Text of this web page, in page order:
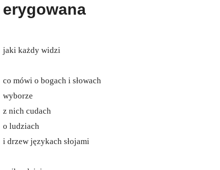
erygowana
jaki każdy widzi
co mówi o bogach i słowach
wyborze
z nich cudach
o ludziach
i drzew językach słojami